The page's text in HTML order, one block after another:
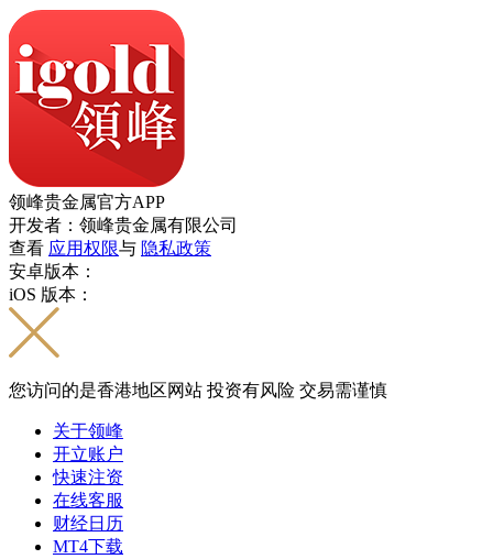
领峰贵金属官方APP
开发者：领峰贵金属有限公司
查看 应用权限与 隐私政策
安卓版本：
iOS 版本：
您访问的是香港地区网站 投资有风险 交易需谨慎
关于领峰
开立账户
快速注资
在线客服
财经日历
MT4下载